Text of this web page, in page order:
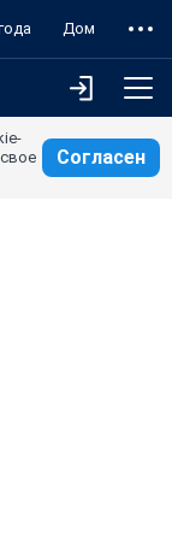
Дом
Согласен